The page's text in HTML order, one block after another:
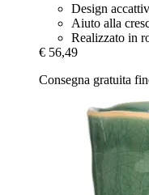
Design
Aiuto alla
Realizzato in
€ 56,49
Consegna gratuita